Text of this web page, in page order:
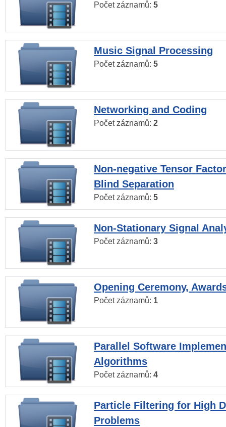
Počet záznamů: 5
Music Signal Processing
Počet záznamů: 5
Networking and Coding
Počet záznamů: 2
Non-negative Tensor
Blind Separation
Počet záznamů: 5
Non-Stationary Signal
Počet záznamů: 3
Opening Ceremony,
Počet záznamů: 1
Parallel Software
Algorithms
Počet záznamů: 4
Particle Filtering for High
Problems